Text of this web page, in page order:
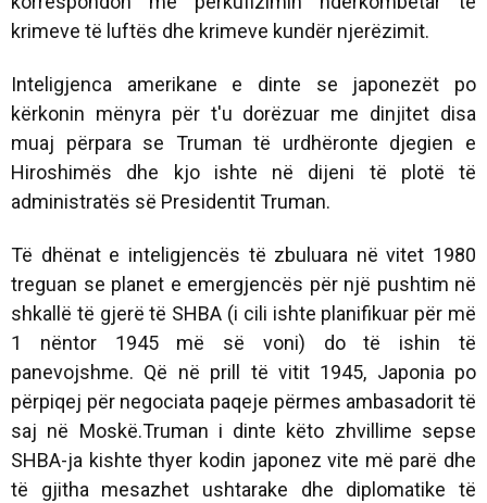
krimeve të luftës dhe krimeve kundër njerëzimit.
Inteligjenca amerikane e dinte se japonezët po
kërkonin mënyra për t'u dorëzuar me dinjitet disa
muaj përpara se Truman të urdhëronte djegien e
Hiroshimës dhe kjo ishte në dijeni të plotë të
administratës së Presidentit Truman.
Të dhënat e inteligjencës të zbuluara në vitet 1980
treguan se planet e emergjencës për një pushtim në
shkallë të gjerë të SHBA (i cili ishte planifikuar për më
1 nëntor 1945 më së voni) do të ishin të
panevojshme. Që në prill të vitit 1945, Japonia po
përpiqej për negociata paqeje përmes ambasadorit të
saj në Moskë.Truman i dinte këto zhvillime sepse
SHBA-ja kishte thyer kodin japonez vite më parë dhe
të gjitha mesazhet ushtarake dhe diplomatike të